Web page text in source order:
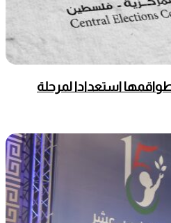
طواقمها استعدادا لمرحلة